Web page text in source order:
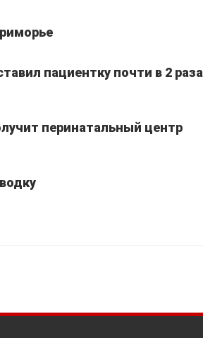
пациентку почти в 2 раза
перинатальный центр